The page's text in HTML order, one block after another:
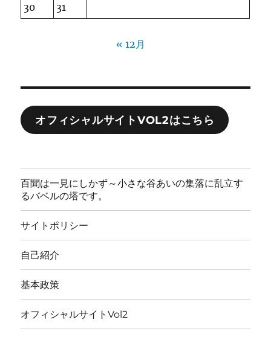
30
31
« 12月
オフィシャルサイトVOL2はこちら
百聞は一見にしかず～小さな谷あいの集落に乱立す
るバベルの塔です。
サイトポリシー
自己紹介
基本政策
オフィシャルサイトVol2